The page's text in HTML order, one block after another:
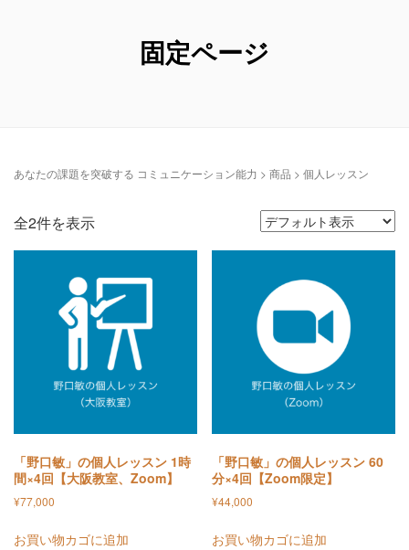
固定ページ
あなたの課題を突破する コミュニケーション能力 > 商品 > 個人レッスン
全2件を表示
「野口敏」の個人レッスン 1時
間×4回【大阪教室、Zoom】
¥77,000
お買い物カゴに追加
「野口敏」の個人レッスン 60
分×4回【Zoom限定】
¥44,000
お買い物カゴに追加